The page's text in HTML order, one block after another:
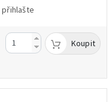
Koupit